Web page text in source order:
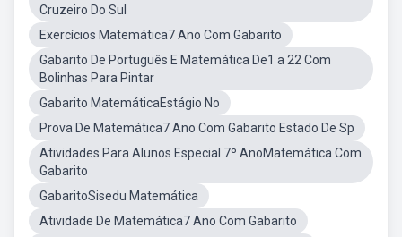
Cruzeiro Do Sul
Exercícios Matemática7 Ano Com Gabarito
Gabarito De Português E Matemática De1 a 22 Com
Bolinhas Para Pintar
Gabarito MatemáticaEstágio No
Prova De Matemática7 Ano Com Gabarito Estado De Sp
Atividades Para Alunos Especial 7º AnoMatemática Com
Gabarito
GabaritoSisedu Matemática
Atividade De Matemática7 Ano Com Gabarito